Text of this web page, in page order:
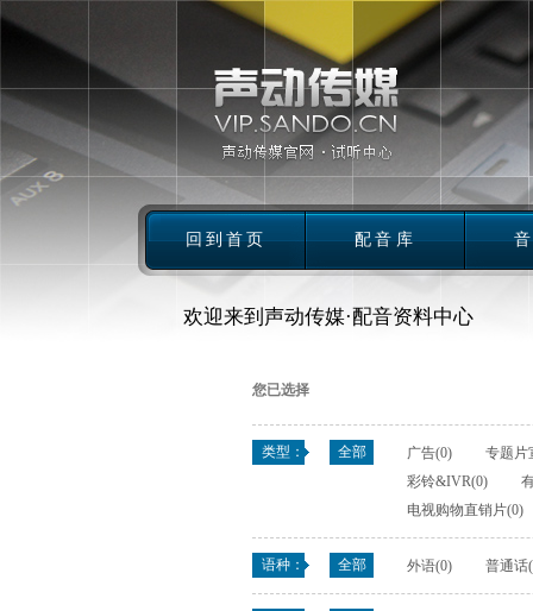
回到首页 配音库
欢迎来到声动传媒·配音资料中心
您已选择
类型： 全部 广告(0)
专题片
彩铃&IVR(0)
电视购物直销片(0)
语种： 全部 外语(0) 普通话